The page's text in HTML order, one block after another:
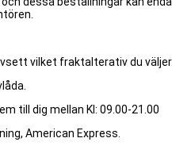
vilket fraktalterativ du
till dig mellan Kl: 09.00-21.00
American Express.